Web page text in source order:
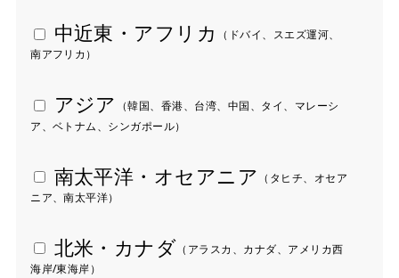
中近東・アフリカ
（ドバイ、スエズ運河、
南アフリカ）
アジア （韓国、香港、台湾、中国、タイ、マレーシ
ア、ベトナム、シンガポール）
南太平洋・オセアニア （タヒチ、オセア
ニア、南太平洋）
北米・カナダ （アラスカ、カナダ、アメリカ西
海岸/東海岸）